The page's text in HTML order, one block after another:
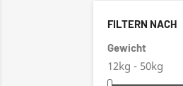
FILTERN NACH
Gewicht
12kg - 50kg